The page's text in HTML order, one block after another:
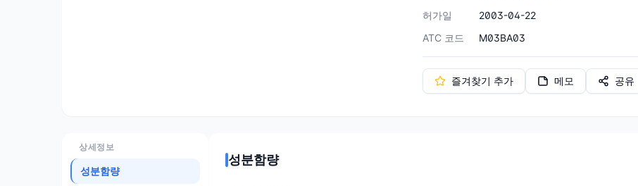
허가일
2003-04-22
ATC 코드
M03BA03
즐겨찾기 추가 메모 공유
상세정보
성분함량
성분함량